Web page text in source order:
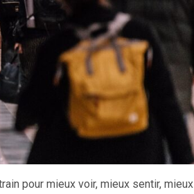
pour mieux voir, mieux sentir, mieux